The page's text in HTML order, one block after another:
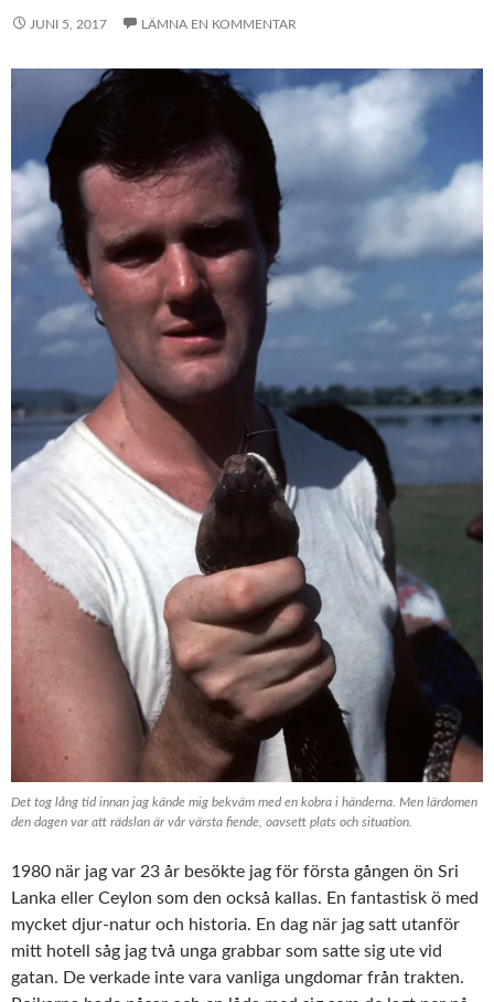
JUNI 5, 2017 LÄMNA EN KOMMENTAR
Det tog lång tid innan jag kände mig bekväm med en kobra i händerna. Men lärdomen
den dagen var att rädslan är vår värsta fiende, oavsett plats och situation.
1980 när jag var 23 år besökte jag för första gången ön Sri
Lanka eller Ceylon som den också kallas. En fantastisk ö med
mycket djur-natur och historia. En dag när jag satt utanför
mitt hotell såg jag två unga grabbar som satte sig ute vid
gatan. De verkade inte vara vanliga ungdomar från trakten.